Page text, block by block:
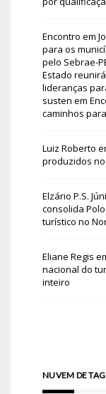
Encontro em
para os
pelo Sebrae-
Estado
lideranças
susten em
caminhos
Luiz Roberto
produzidos
Elzário P.S.
consolida
turístico no
Eliane Regis
nacional do
inteiro
NUVEM DE